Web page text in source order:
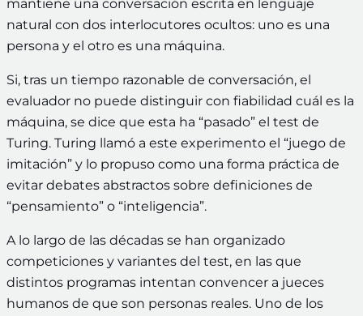
mantiene una conversación escrita en lenguaje
natural con dos interlocutores ocultos: uno es una
persona y el otro es una máquina.
Si, tras un tiempo razonable de conversación, el
evaluador no puede distinguir con fiabilidad cuál es la
máquina, se dice que esta ha “pasado” el test de
Turing. Turing llamó a este experimento el “juego de
imitación” y lo propuso como una forma práctica de
evitar debates abstractos sobre definiciones de
“pensamiento” o “inteligencia”.
A lo largo de las décadas se han organizado
competiciones y variantes del test, en las que
distintos programas intentan convencer a jueces
humanos de que son personas reales. Uno de los